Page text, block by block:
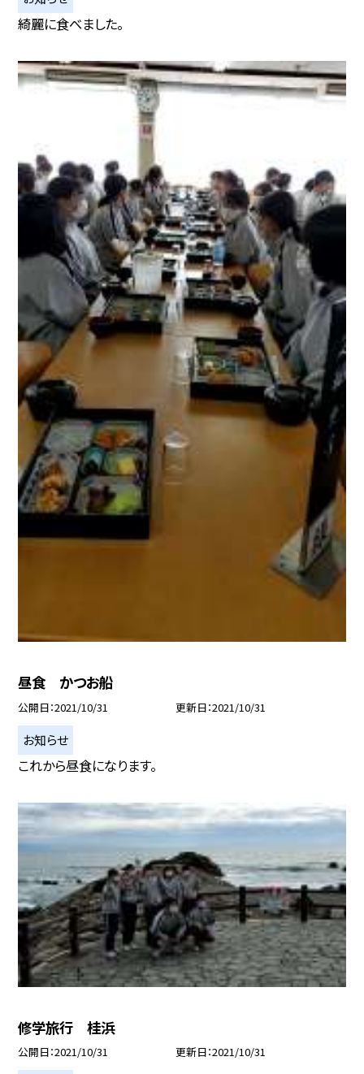
綺麗に食べました。
昼食 かつお船
公開日 2021/10/31 更新日 2021/10/31
お知らせ
これから昼食になります。
修学旅行 桂浜
公開日 2021/10/31 更新日 2021/10/31